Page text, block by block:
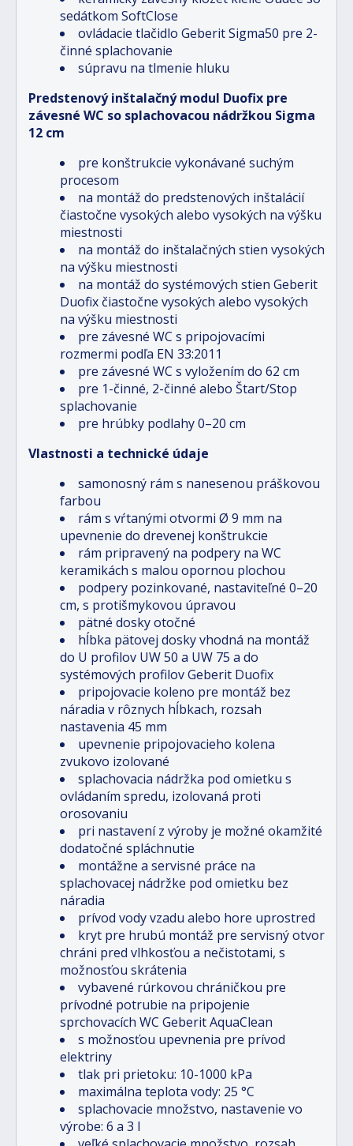
sedátkom SoftClose
ovládacie tlačidlo Geberit Sigma50 pre 2-
činné splachovanie
súpravu na tlmenie hluku
Predstenový inštalačný modul Duofix pre
závesné WC so splachovacou nádržkou Sigma
12 cm
pre konštrukcie vykonávané suchým
procesom
na montáž do predstenových inštalácií
čiastočne vysokých alebo vysokých na výšku
miestnosti
na montáž do inštalačných stien vysokých
na výšku miestnosti
na montáž do systémových stien Geberit
Duofix čiastočne vysokých alebo vysokých
na výšku miestnosti
pre závesné WC s pripojovacími
rozmermi podľa EN 33:2011
pre závesné WC s vyložením do 62 cm
pre 1-činné, 2-činné alebo Štart/Stop
splachovanie
pre hrúbky podlahy 0–20 cm
Vlastnosti a technické údaje
samonosný rám s nanesenou práškovou
farbou
rám s vŕtanými otvormi Ø 9 mm na
upevnenie do drevenej konštrukcie
rám pripravený na podpery na WC
keramikách s malou opornou plochou
podpery pozinkované, nastaviteľné 0–20
cm, s protišmykovou úpravou
pätné dosky otočné
hĺbka pätovej dosky vhodná na montáž
do U profilov UW 50 a UW 75 a do
systémových profilov Geberit Duofix
pripojovacie koleno pre montáž bez
náradia v rôznych hĺbkach, rozsah
nastavenia 45 mm
upevnenie pripojovacieho kolena
zvukovo izolované
splachovacia nádržka pod omietku s
ovládaním spredu, izolovaná proti
orosovaniu
pri nastavení z výroby je možné okamžité
dodatočné spláchnutie
montážne a servisné práce na
splachovacej nádržke pod omietku bez
náradia
prívod vody vzadu alebo hore uprostred
kryt pre hrubú montáž pre servisný otvor
chráni pred vlhkosťou a nečistotami, s
možnosťou skrátenia
vybavené rúrkovou chráničkou pre
prívodné potrubie na pripojenie
sprchovacích WC Geberit AquaClean
s možnosťou upevnenia pre prívod
elektriny
tlak pri prietoku: 10-1000 kPa
maximálna teplota vody: 25 °C
splachovacie množstvo, nastavenie vo
výrobe: 6 a 3 l